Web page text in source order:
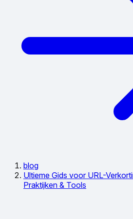
blog
Ultieme Gids voor URL-
Praktijken & Tools